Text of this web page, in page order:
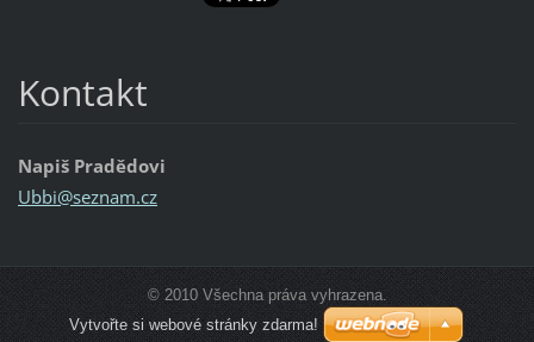
Kontakt
Napiš Pradědovi
Ubbi@seznam.cz
© 2010 Všechna práva vyhrazena.
Vytvořte si webové stránky zdarma!